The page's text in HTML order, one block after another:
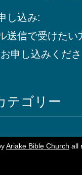
し込み:
送信で受けたい
申し込みくだ
テゴリー
Ariake Bible Church all